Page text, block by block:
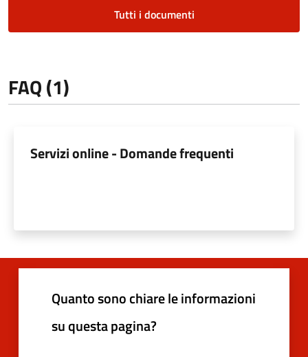
Tutti i documenti
FAQ (1)
Servizi online - Domande frequenti
Quanto sono chiare le informazioni
su questa pagina?